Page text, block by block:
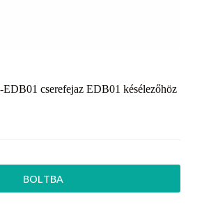
cserefejaz EDB01 késélezőhöz
BOLTBA